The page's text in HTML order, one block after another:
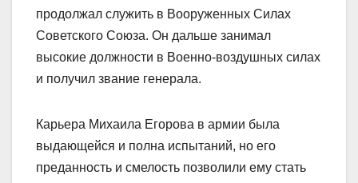
продолжал служить в Вооруженных Силах
Советского Союза. Он дальше занимал
высокие должности в Военно-воздушных силах
и получил звание генерала.
Карьера Михаила Егорова в армии была
выдающейся и полна испытаний, но его
преданность и смелость позволили ему стать